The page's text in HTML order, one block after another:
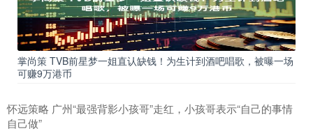
掌尚策 TVB前星梦一姐直认缺钱！为生计到酒吧唱歌，被曝一场
可赚9万港币
怀远策略 广州“最强背影小孩哥”走红，小孩哥表示“自己的事情
自己做”